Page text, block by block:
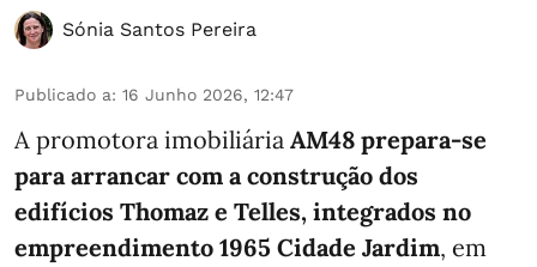
Sónia Santos Pereira
Publicado a: 16 Junho 2026, 12:47
A promotora imobiliária AM48 prepara-se
para arrancar com a construção dos
edifícios Thomaz e Telles, integrados no
empreendimento 1965 Cidade Jardim, em